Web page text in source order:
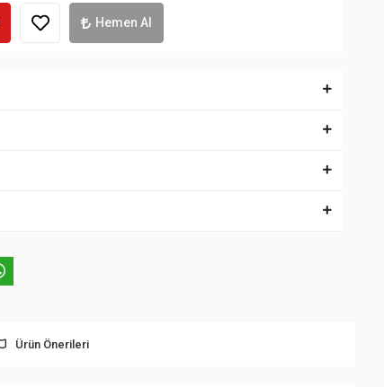
Hemen Al
Ürün Önerileri